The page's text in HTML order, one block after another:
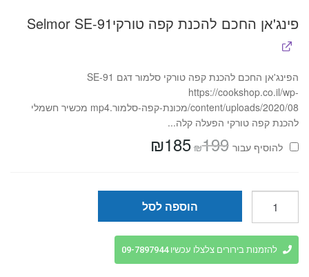
פינג'אן החכם להכנת קפה טורקיSelmor SE-91
הפינג'אן החכם להכנת קפה טורקי סלמור דגם SE-91
https://cookshop.co.il/wp-
content/uploads/2020/08/מכונת-קפה-סלמור.mp4 מכשיר חשמלי
להכנת קפה טורקי הפעלה קלה...
להוסיף⁦⁩ עבור
₪199 המחיר
המקורי₪185
כוס
קפה
ערבי
הוספה לסל
להזמנות בירורים צלצלו עכשיו 09-7897944